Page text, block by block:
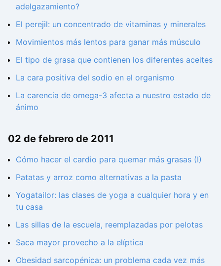
adelgazamiento?
El perejil: un concentrado de vitaminas y minerales
Movimientos más lentos para ganar más músculo
El tipo de grasa que contienen los diferentes aceites
La cara positiva del sodio en el organismo
La carencia de omega-3 afecta a nuestro estado de
ánimo
02 de febrero de 2011
Cómo hacer el cardio para quemar más grasas (I)
Patatas y arroz como alternativas a la pasta
Yogatailor: las clases de yoga a cualquier hora y en
tu casa
Las sillas de la escuela, reemplazadas por pelotas
Saca mayor provecho a la elíptica
Obesidad sarcopénica: un problema cada vez más